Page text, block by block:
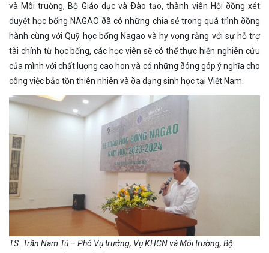
và Môi truờng, Bộ Giáo dục và Ðào tạo, thành viên Hội ðồng xét
duyệt học bổng NAGAO ðã có những chia sẻ trong quá trình ðồng
hành cùng với Quỹ học bổng Nagao và hy vọng rằng với sự hỗ trợ
tài chính từ học bổng, các học viên sẽ có thể thực hiện nghiên cứu
của mình với chất luợng cao hon và có những ðóng góp ý nghĩa cho
công việc bảo tồn thiên nhiên và ða dạng sinh học tại Việt Nam.
TS. Trần Nam Tú – Phó Vụ trưởng, Vụ KHCN và Môi trường, Bộ